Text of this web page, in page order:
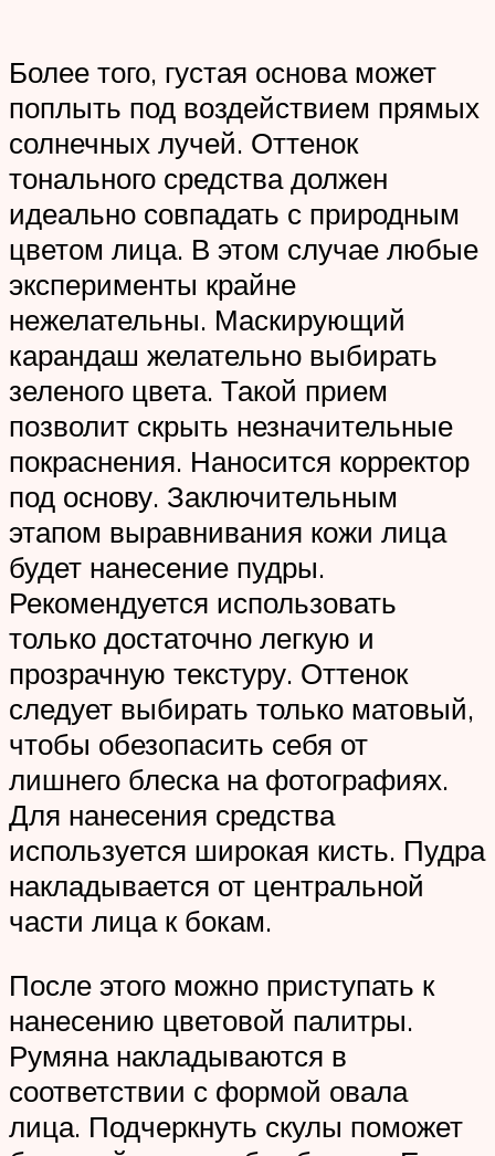
Более того, густая основа может
поплыть под воздействием прямых
солнечных лучей. Оттенок
тонального средства должен
идеально совпадать с природным
цветом лица. В этом случае любые
эксперименты крайне
нежелательны. Маскирующий
карандаш желательно выбирать
зеленого цвета. Такой прием
позволит скрыть незначительные
покраснения. Наносится корректор
под основу. Заключительным
этапом выравнивания кожи лица
будет нанесение пудры.
Рекомендуется использовать
только достаточно легкую и
прозрачную текстуру. Оттенок
следует выбирать только матовый,
чтобы обезопасить себя от
лишнего блеска на фотографиях.
Для нанесения средства
используется широкая кисть. Пудра
накладывается от центральной
части лица к бокам.
После этого можно приступать к
нанесению цветовой палитры.
Румяна накладываются в
соответствии с формой овала
лица. Подчеркнуть скулы поможет